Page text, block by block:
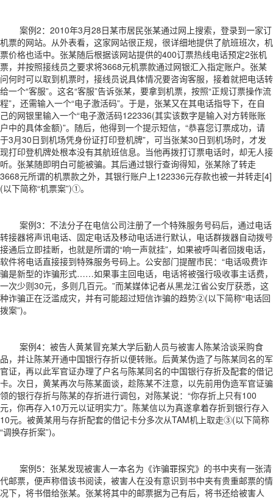
案例2：2010年3月28日某市居民张某通过网上搜索，登录到一家订
机票的网站。从外表看，这家网站很正规，很详细地提供了航班班次，机
票价格也适中。张某随后根据该网站提供的400订票热线电话预定2张机
票，并按照接线员之要求将3668元机票款通过网银汇入指定账户。张某
问何时可以取到机票时，接线员说具体情况要咨询客服，接着就把电话转
给一个“客服”。这名“客服”告诉张某，要拿到机票，按照“正规订票操作流
程”，还需输入一个“电子激活码”。于是，张某又在其电话指导下，在自
己的网银里输入一个“电子激活码122336(其实该数字是输入对方转账账
户中的具体金额)”。随后，他得到一个提示短信，“恭喜您订票成功，请
于3月30日到机场凭身份证打印登机牌”，可当张某30日到机场时，才发
现打印登机牌处根本没有其航班信息。当他再拨打订票电话时，却无人接
听。张某随即明白可能被骗。其后通过银行查询得知，张某除了转走
3668元所谓的机票款之外，其银行账户上122336元存款也被一并转走[4]
(以下简称“机票案”)①。
案例3：不法分子在电信公司注册了一个特殊服务号码后，通过电话
转接器将声讯电话、固定电话及移动电话进行默认，电话群拨器自动拨号
接通后立即挂断，也就是所谓的“响一声就挂”，如果被呼叫者回拨电话，
软件将电话直接接到特殊服务号码上。公安部门提醒市民：“电话吸费诈
骗是新型的诈骗形式……如果事主回电话，电话将被强行吸收事主话费，
一次少则30元，多则几百元。”而某媒体记者从黑龙江省公安厅获悉，这
种诈骗正在泛滥成灾，并有可能超过短信诈骗的趋势②(以下简称“电话回
拨案”)。
案例4：被告人黄某冒充某大学后勤人员与被害人陈某洽谈采购食
品，并让陈某开通中国银行存折以便转账。后黄某伪造了与陈某同名的军
官证，再以此军官证办理了户名与陈某同名的中国银行存折及配套的借记
卡。次日，黄某再次与陈某面谈，趁陈某不注意，以先前用伪造军官证骗
领的银行存折与陈某的存折进行调包，对陈某说：“你存折上只有100
元，你再存入10万元以证明实力”。陈某信以为真遂拿着存折到银行存入
10元。被黄某用与存折配套的借记卡分多次从TAM机上取走③(以下简称
“调换存折案”)。
案例5：张某发现被害人一本名为《诈骗罪探究》的书中夹有一张清
代邮票，便声称借该书阅读，被害人在没有意识到书中夹有贵重邮票的情
况下，将书借给张某。张某将其中的邮票据为己有后，将书还给被害人